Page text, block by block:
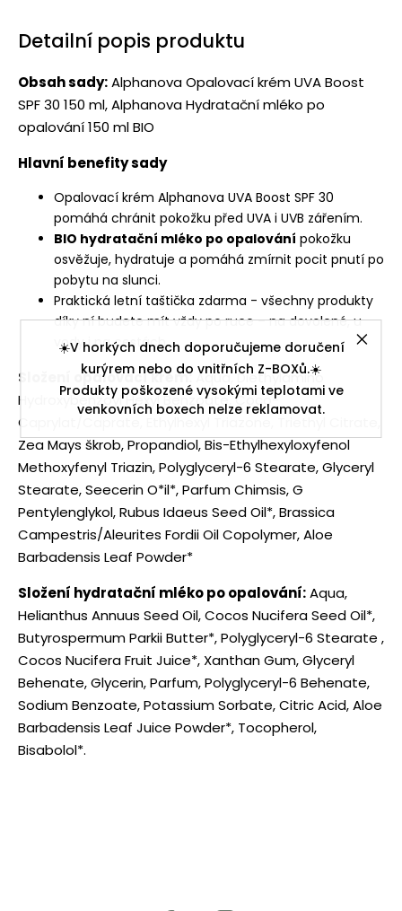
☀️V horkých dnech doporučujeme doručení
kurýrem nebo do vnitřních Z-BOXů.☀️
Produkty poškozené vysokými teplotami ve
venkovních boxech nelze reklamovat.
Detailní popis produktu
Obsah sady:Alphanova Opalovací krém UVA Boost
SPF 30 150 ml, Alphanova Hydratační mléko po
opalování 150 ml BIO
Hlavní benefity sady
Opalovací krém Alphanova UVA Boost SPF 30
pomáhá chránit pokožku před UVA i UVB zářením.
BIO hydratační mléko po opalování pokožku
osvěžuje, hydratuje a pomáhá zmírnit pocit pnutí po
pobytu na slunci.
Praktická letní taštička zdarma - všechny produkty
díky ní budete mít vždy po ruce – na dovolené, u
vody i na cestách.
Složení opalovací krém:Aqua, Diethylamino
Hydroxybenzoyl Hexyl Benzoate, Coco-
Caprylat/Caprate, Ethylhexyl Triazone, Triethyl Citrate,
Zea Mays škrob, Propandiol, Bis-Ethylhexyloxyfenol
Methoxyfenyl Triazin, Polyglyceryl-6 Stearate, Glyceryl
Stearate, Seecerin O*il*, Parfum Chimsis, G
Pentylenglykol, Rubus Idaeus Seed Oil*, Brassica
Campestris/Aleurites Fordii Oil Copolymer, Aloe
Barbadensis Leaf Powder*
Složení hydratační mléko po opalování:Aqua,
Helianthus Annuus Seed Oil, Cocos Nucifera Seed Oil*,
Butyrospermum Parkii Butter*, Polyglyceryl-6 Stearate ,
Cocos Nucifera Fruit Juice*, Xanthan Gum, Glyceryl
Behenate, Glycerin, Parfum, Polyglyceryl-6 Behenate,
Sodium Benzoate, Potassium Sorbate, Citric Acid, Aloe
Barbadensis Leaf Juice Powder*, Tocopherol,
Bisabolol*.